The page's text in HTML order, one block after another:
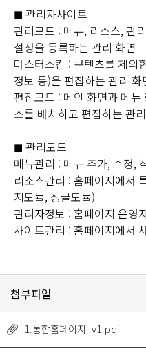
■ 관리자사이트
관리모드 : 메뉴, 리소스, 관
설정을 등록하는 관리 화면
마스터스킨 : 콘텐츠를 제외
정보 등)을 편집하는 관리 화
편집모드 : 메인 화면과 메
소를 배치하고 편집하는 관
■ 관리모드
메뉴관리 : 메뉴 추가, 수정,
리소스관리 : 홈페이지에서
지모듈, 싱글모듈)
관리자정보 : 홈페이지 운영
사이트관리 : 홈페이지에서
첨부파일
1.통합홈페이지_v1.pdf